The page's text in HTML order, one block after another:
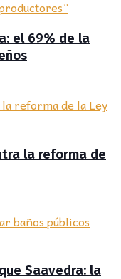
el 69% de la
la reforma de
Saavedra: la